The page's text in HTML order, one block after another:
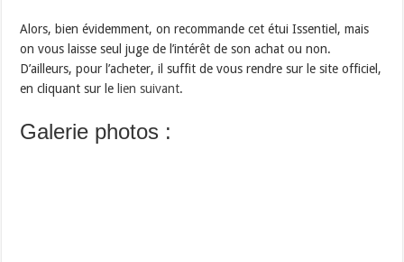
Alors, bien évidemment, on recommande cet étui Issentiel, mais
on vous laisse seul juge de l’intérêt de son achat ou non.
D’ailleurs, pour l’acheter, il suffit de vous rendre sur le site officiel,
en cliquant sur le lien suivant.
Galerie photos :